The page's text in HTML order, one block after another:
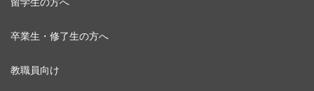
卒業生・修了生の方へ
教職員向け